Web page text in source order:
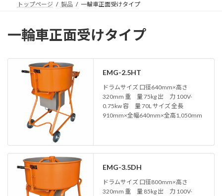
トップページ 製品 一輪車正面受けタイプ
一輪車正面受けタイプ
EMG-2.5HT
ドラムサイズ 口径640mm×高さ
320mm 重 量 75kg 出 力 100V-
0.75kw 容 量 70L サイズ 全長
910mm×全幅640mm×全高1,050mm
EMG-3.5DH
ドラムサイズ 口径800mm×高さ
320mm 重 量 85kg 出 力 100V-